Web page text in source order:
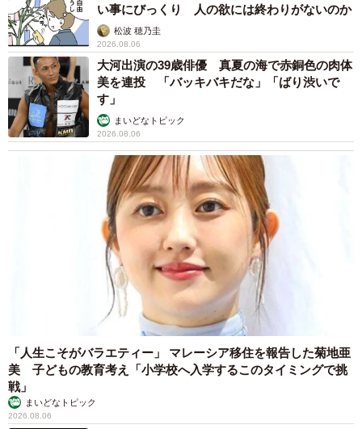
この投稿をInstagramで見る
動画を投稿したはるかさんに、産後ダイエットやヘルシ
ーおやつについて、詳しく話を聞きました。
ーー他にも反響があったレシピを教えてください。
「ライスペーパーで包むかぼちゃ大福は、Instagramで多く
の反響をいただきました。見た目のインパクトも抜群です
（笑）。おやつからもたっぷりと栄養を摂取できるので、
ぜひ参考にしていただけたら嬉しいです！」
い事にびっくり 人の欲には終わりがないのか
松波 穂乃圭
2026.08.06
大河出演の39歳俳優 真夏の海で赤銅色の肉体
美を連投 「バッキバキだな」「ばり渋いで
す」
まいどなトピック
2026.08.06
「人生こそがバラエティー」 マレーシア移住を報告した菊地亜
美 子どもの教育考え「小学校へ入学するこのタイミングで挑
戦」
まいどなトピック
2026.08.06